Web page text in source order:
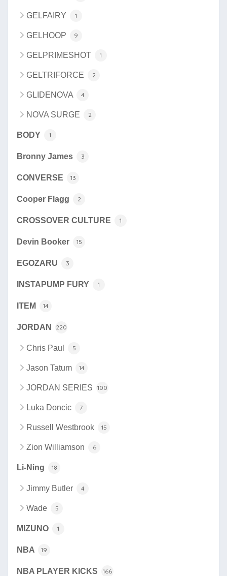
GELFAIRY 1
GELHOOP 9
GELPRIMESHOT 1
GELTRIFORCE 2
GLIDENOVA 4
NOVA SURGE 2
BODY 1
Bronny James 3
CONVERSE 13
Cooper Flagg 2
CROSSOVER CULTURE 1
Devin Booker 15
EGOZARU 3
INSTAPUMP FURY 1
ITEM 14
JORDAN 220
Chris Paul 5
Jason Tatum 14
JORDAN SERIES 100
Luka Doncic 7
Russell Westbrook 15
Zion Williamson 6
Li-Ning 18
Jimmy Butler 4
Wade 5
MIZUNO 1
NBA 19
NBA PLAYER KICKS 166